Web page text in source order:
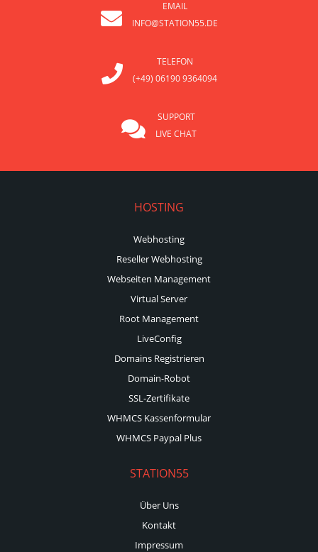
EMAIL
INFO@STATION55.DE
TELEFON
(+49) 06190 9364094
SUPPORT
LIVE CHAT
HOSTING
Webhosting
Reseller Webhosting
Webseiten Management
Virtual Server
Root Management
LiveConfig
Domains Registrieren
Domain-Robot
SSL-Zertifikate
WHMCS Kassenformular
WHMCS Paypal Plus
STATION55
Über Uns
Kontakt
Impressum